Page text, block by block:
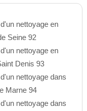
nettoyage en
Seine 92
nettoyage en
Denis 93
nettoyage dans
Marne 94
nettoyage dans